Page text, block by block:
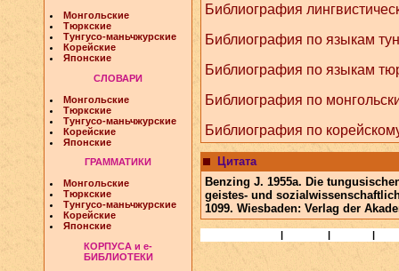
Монгольские
Тюркские
Тунгусо-маньчжурские
Корейские
Японские
СЛОВАРИ
Монгольские
Тюркские
Тунгусо-маньчжурские
Корейские
Японские
ГРАММАТИКИ
Монгольские
Тюркские
Тунгусо-маньчжурские
Корейские
Японские
КОРПУСА и e-
БИБЛИОТЕКИ
Библиография
Библиография по языкам
Библиография по языкам
Библиография по
Библиография по
Цитата
Benzing J. 1955a. Die
geistes- und
1099. Wiesbaden: Verlag der
| | |